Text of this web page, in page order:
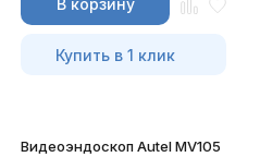
В корзину
Купить в 1 клик
Видеоэндоскоп Autel MV105